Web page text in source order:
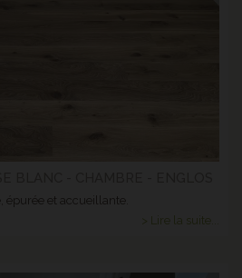
épurée et accueillante.
> Lire la suite...